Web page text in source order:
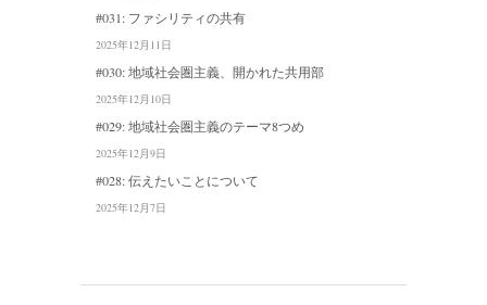
#031: ファシリティの共有
2025年12月11日
#030: 地域社会圏主義、開かれた共用部
2025年12月10日
#029: 地域社会圏主義のテーマ8つめ
2025年12月9日
#028: 伝えたいことについて
2025年12月7日